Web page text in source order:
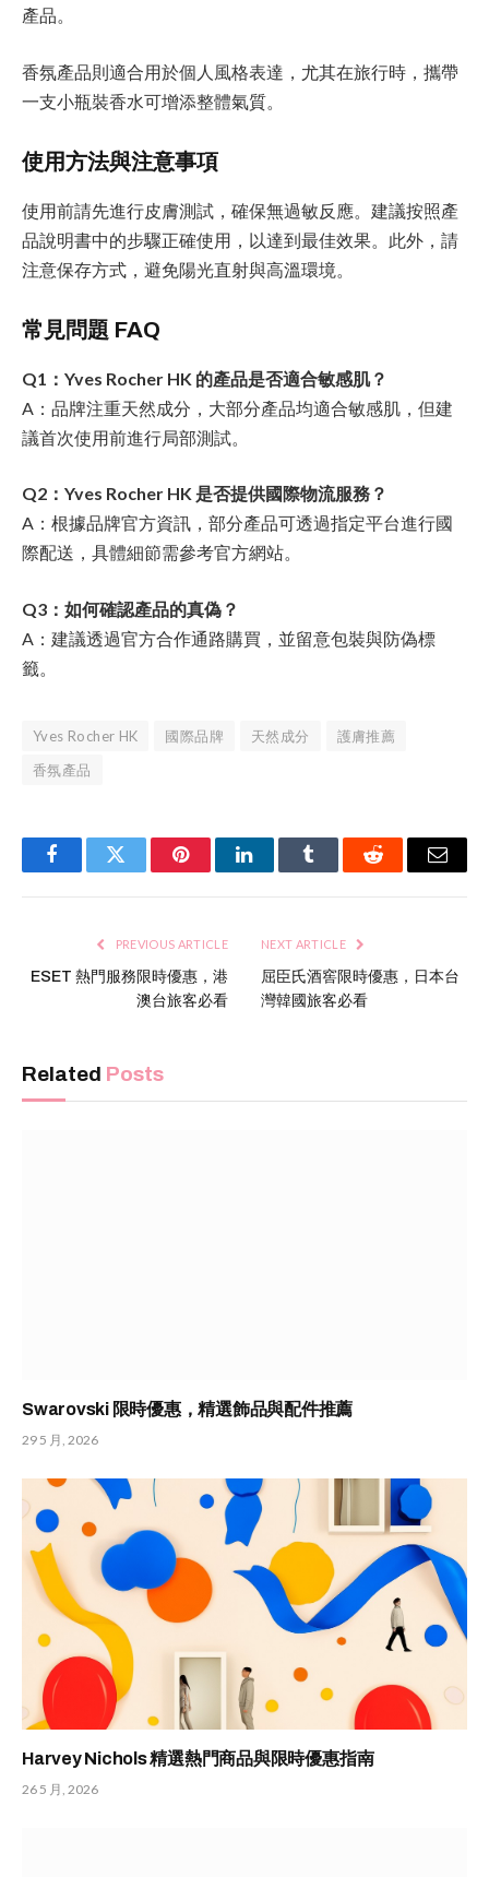
產品。
香氛產品則適合用於個人風格表達，尤其在旅行時，攜帶
一支小瓶裝香水可增添整體氣質。
使用方法與注意事項
使用前請先進行皮膚測試，確保無過敏反應。建議按照產
品說明書中的步驟正確使用，以達到最佳效果。此外，請
注意保存方式，避免陽光直射與高溫環境。
常見問題 FAQ
Q1：Yves Rocher HK 的產品是否適合敏感肌？
A：品牌注重天然成分，大部分產品均適合敏感肌，但建
議首次使用前進行局部測試。
Q2：Yves Rocher HK 是否提供國際物流服務？
A：根據品牌官方資訊，部分產品可透過指定平台進行國
際配送，具體細節需參考官方網站。
Q3：如何確認產品的真偽？
A：建議透過官方合作通路購買，並留意包裝與防偽標
籤。
Yves Rocher HK 國際品牌 天然成分
護膚推薦
香氛產品
FacebookTwitter PinterestLinkedInTumblr Reddit Email
PREVIOUS ARTICLE
ESET 熱門服務限時優惠，港
澳台旅客必看
NEXT ARTICLE
屈臣氏酒窖限時優惠，日本台
灣韓國旅客必看
Related Posts
Swarovski 限時優惠，精選飾品與配件推薦
29 5 月, 2026
Harvey Nichols 精選熱門商品與限時優惠指南
26 5 月, 2026